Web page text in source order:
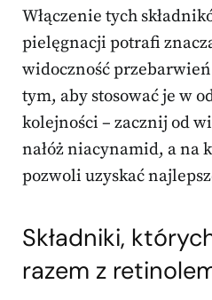
Włączenie tych
pielęgnacji potrafi
widoczność
tym, aby stosować je w
kolejności – zacznij od
nałóż niacynamid, a na
pozwoli uzyskać
Składniki,
razem z